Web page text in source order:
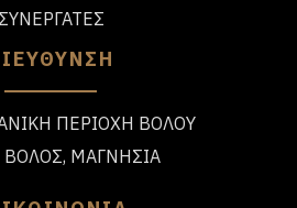
ΣΥΝΕΡΓΑΤΕΣ
ΠΕΡΙΟΧΗ ΒΟΛΟΥ
ΒΟΛΟΣ, ΜΑΓΝΗΣΙΑ